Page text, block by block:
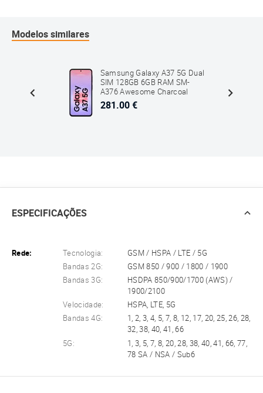
Modelos similares
Samsung Galaxy A37 5G Dual
SIM 128GB 6GB RAM SM-
A376 Awesome Charcoal
Preto
281.00 €
ESPECIFICAÇÕES
Rede: Tecnologia:
GSM / HSPA / LTE / 5G
Bandas 2G:
GSM 850 / 900 / 1800 / 1900
Bandas 3G:
HSDPA 850/900/1700 (AWS) /
1900/2100
Velocidade:
HSPA, LTE, 5G
Bandas 4G:
1, 2, 3, 4, 5, 7, 8, 12, 17, 20, 25, 26, 28,
32, 38, 40, 41, 66
5G:
1, 3, 5, 7, 8, 20, 28, 38, 40, 41, 66, 77,
78 SA / NSA / Sub6